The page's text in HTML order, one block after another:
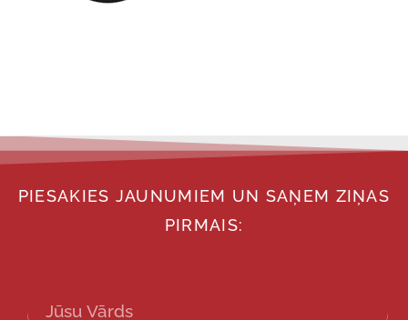
PIESAKIES JAUNUMIEM UN SAŅEM ZIŅAS
PIRMAIS: